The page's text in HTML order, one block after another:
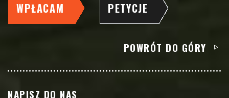
WPŁACAM PETYCJE
POWRÓT DO GÓRY
NAPISZ DO NAS